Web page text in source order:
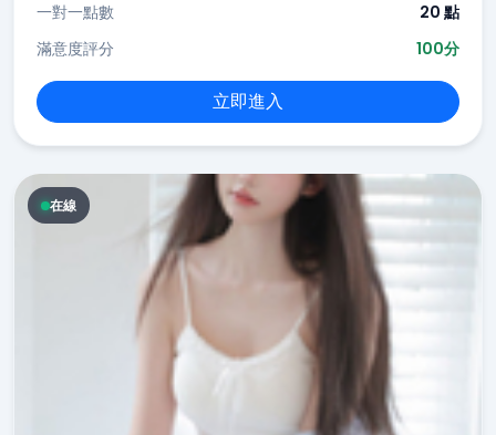
一對一點數
20 點
滿意度評分
100分
立即進入
在線